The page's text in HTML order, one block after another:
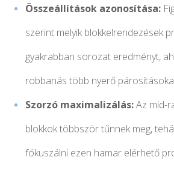
Összeállítások azonosítása:
szerint melyik blokkelrendezések
gyakrabban sorozat eredményt,
robbanás több nyerő
Szorzó maximalizálás:Az mid-
blokkok többször tűnnek meg,
fókuszálni ezen hamar elérhető